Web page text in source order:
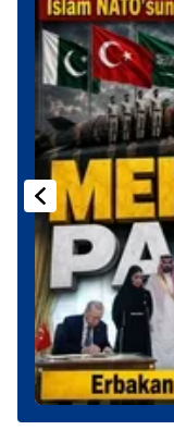
Sizlere daha iyi bir
Sitemizde
kullanılmaktadır.
verileriniz
toplumu
kullanılmaktadır.
kılınması ve
reklam/pazarlama
sınırlı olarak açık
Çerezlere ilişkin
vasıtasıyla
için Ayarlar
Metnimiziziyaret